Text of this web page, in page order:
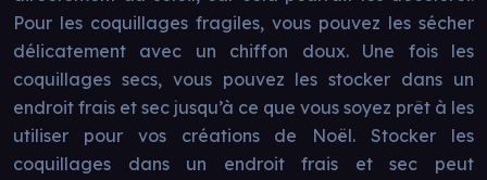
Pour les coquillages fragiles, vous pouvez les sécher
délicatement avec un chiffon doux. Une fois les
coquillages secs, vous pouvez les stocker dans un
endroit frais et sec jusqu’à ce que vous soyez prêt à les
utiliser pour vos créations de Noël. Stocker les
coquillages dans un endroit frais et sec peut